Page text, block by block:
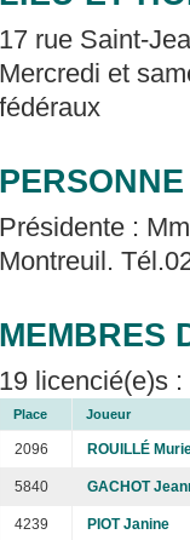
17 rue Saint-
Mercredi et
fédéraux
Présidente :
Montreuil.
MEMBRES
19 licencié(e)s
Place Joueur
2096 ROUILLÉ
5840 GACHOT
4239 PIOT Janine